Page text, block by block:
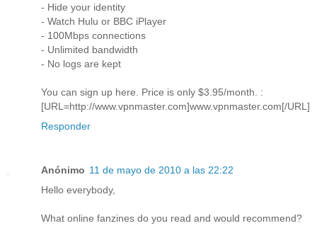
- Hide your identity
- Watch Hulu or BBC iPlayer
- 100Mbps connections
- Unlimited bandwidth
- No logs are kept
You can sign up here. Price is only $3.95/month. :
[URL=http://www.vpnmaster.com]www.vpnmaster.com[/URL]
Responder
Anónimo 11 de mayo de 2010 a las 22:22
Hello everybody,
What online fanzines do you read and would recommend?